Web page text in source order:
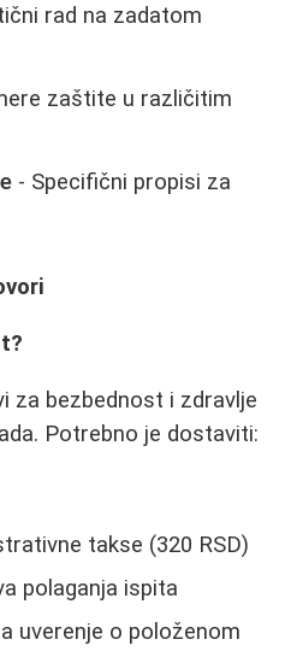
rad na zadatom
zaštite u različitim
- Specifični propisi za
za bezbednost i zdravlje
Potrebno je dostaviti:
takse (320 RSD)
polaganja ispita
uverenje o položenom